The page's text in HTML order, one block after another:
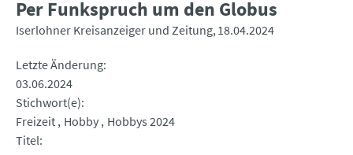
Per Funkspruch um den Globus
Iserlohner Kreisanzeiger und Zeitung 18.04.2024
Letzte Änderung
03.06.2024
Stichwort(e)
Freizeit Hobby Hobbys 2024
Titel